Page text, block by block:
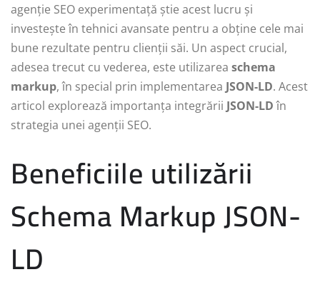
agenție SEO experimentață știe acest lucru și
investește în tehnici avansate pentru a obține cele mai
bune rezultate pentru clienții săi. Un aspect crucial,
adesea trecut cu vederea, este utilizarea schema
markup, în special prin implementarea JSON-LD. Acest
articol explorează importanța integrării JSON-LDîn
strategia unei agenții SEO.
Beneficiile utilizării
Schema Markup JSON-
LD